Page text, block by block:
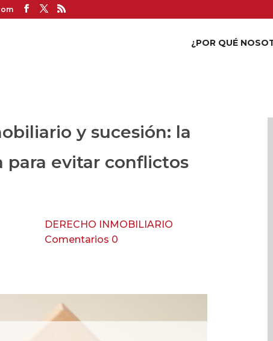
¿POR QUÉ
y sucesión: la
evitar conflictos
DERECHO INMOBILIARIO
Comentarios 0